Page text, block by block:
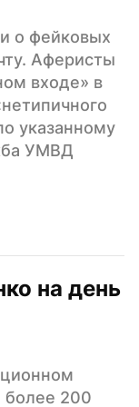
о фейковых
Аферисты
входе» в
указанному
УМВД
на день
более 200